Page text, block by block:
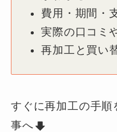
費用・期間・
実際の口コミ
再加工と買い
すぐに再加工の手
事へ